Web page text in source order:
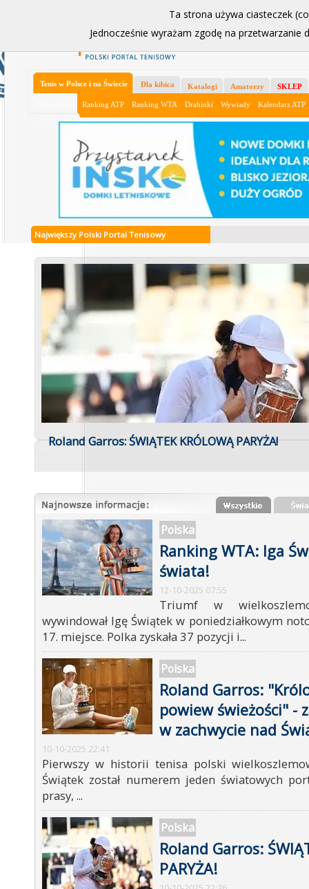
Ładowanie
Tenis w Polsce i na Świecie
Ranking ATP Ranking WTA Drabinki Wywiady Kalendarz ATP
Dla kibica Katalogi Amatorzy SKLEP
Największy Polski Portal Tenisowy
Roland Garros: ŚWIĄTEK KRÓLOWĄ PARYŻA!
Polska
Ranking WTA: Iga
świata!
12-10-2025 07:55
Triumf w
wywindował Igę Świątek w poniedziałkowym
17. miejsce. Polka zyskała 37 pozycji i...
Polska
Roland Garros:
powiew świeżości" -
w zachwycie nad
10-10-2025 22:41
Pierwszy w historii tenisa polski
Świątek został numerem jeden światowych
prasy, ...
Polska
Roland Garros:
PARYŻA!
Ta strona używa ciasteczek
Jednocześnie wyrażam zgodę na